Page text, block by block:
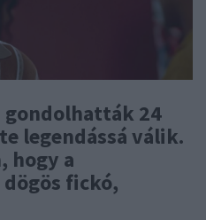
24
legendássá válik.
hogy a
fickó,